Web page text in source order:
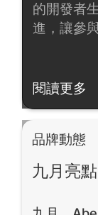
的開發者
進，讓參
閱讀更多
閱讀更多
品牌動態
九月亮